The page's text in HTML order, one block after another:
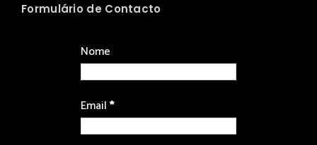
Formulário de Contacto
Nome
Email*